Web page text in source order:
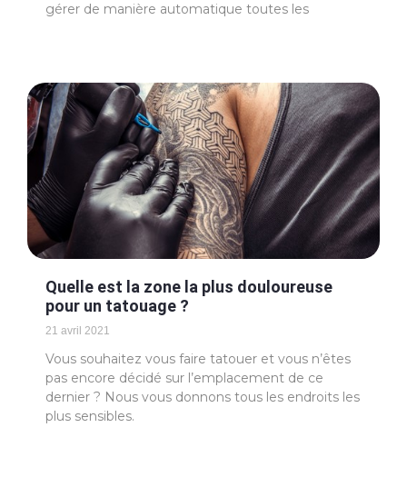
gérer de manière automatique toutes les
Quelle est la zone la plus douloureuse
pour un tatouage ?
21 avril 2021
Vous souhaitez vous faire tatouer et vous n’êtes
pas encore décidé sur l’emplacement de ce
dernier ? Nous vous donnons tous les endroits les
plus sensibles.